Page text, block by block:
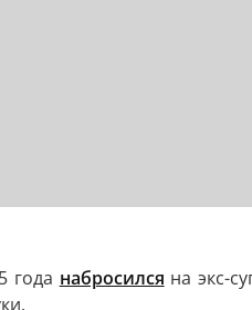
года набросился на экс-